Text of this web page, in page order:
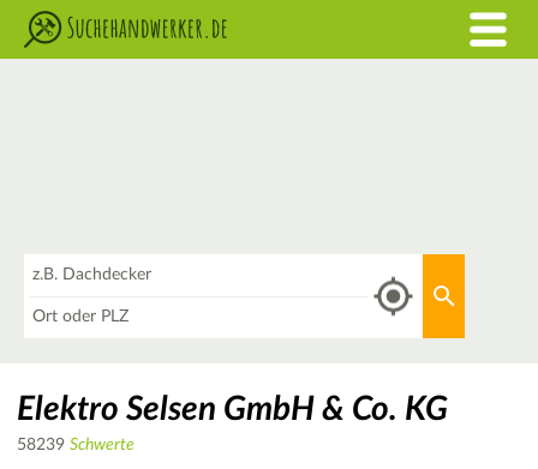
Elektro Selsen GmbH & Co. KG
58239 Schwerte